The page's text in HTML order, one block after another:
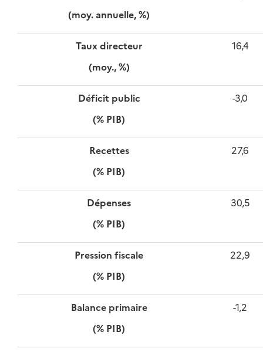
(moy. annuelle, %)
Taux directeur
(moy., %)
16,4
Déficit public
(% PIB)
-3,0
Recettes
(% PIB)
27,6
Dépenses
(% PIB)
30,5
Pression fiscale
(% PIB)
22,9
Balance primaire
(% PIB)
-1,2